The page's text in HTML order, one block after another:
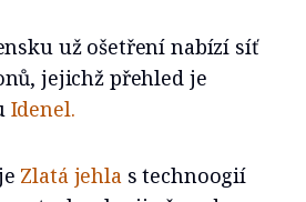
už ošetření nabízí síť
jejichž přehled je
Idenel.
Zlatá jehlas technoogií